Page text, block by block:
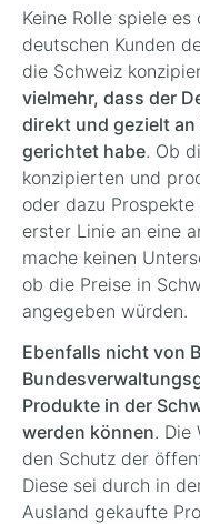
Keine Rolle spiele
deutschen Kunden
die Schweiz
vielmehr, dass der
direkt und gezielt
gerichtet habe. Ob
konzipierten und
oder dazu
erster Linie an eine
mache keinen
ob die Preise in
angegeben würden.
Ebenfalls nicht von
Produkte in der
werden können. Die
den Schutz der
Diese sei durch in
Ausland gekaufte